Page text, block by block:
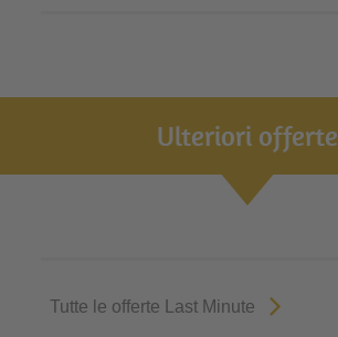
Ulteriori offerte
Tutte le offerte Last Minute